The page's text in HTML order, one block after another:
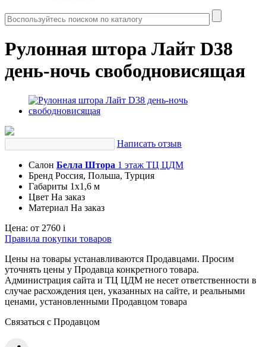
Рулонная штора Лайт D38
день-ночь свободновисящая
Написать отзыв
Салон Белла Штора 1 этаж ТЦ ЦДМ
Бренд Россия, Польша, Турция
Габариты 1х1,6 м
Цвет На заказ
Материал На заказ
Цена: от 2760 i
Правила покупки товаров
Цены на товары устанавливаются Продавцами. Просим
уточнять цены у Продавца конкретного товара.
Администрация сайта и ТЦ ЦДМ не несет ответственности в
случае расхождения цен, указанных на сайте, и реальными
ценами, установленными Продавцом товара
Связаться с Продавцом